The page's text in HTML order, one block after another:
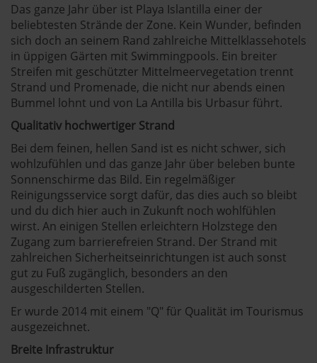
Das ganze Jahr über ist Playa Islantilla einer der
beliebtesten Strände der Zone. Kein Wunder, befinden
sich doch an seinem Rand zahlreiche Mittelklassehotels
in üppigen Gärten mit Swimmingpools. Ein breiter
Streifen mit geschützter Mittelmeervegetation trennt
Strand und Promenade, die nicht nur abends einen
Bummel lohnt und von La Antilla bis Urbasur führt.
Qualitativ hochwertiger Strand
Bei dem feinen, hellen Sand ist es nicht schwer, sich
wohlzufühlen und das ganze Jahr über beleben bunte
Sonnenschirme das Bild. Ein regelmäßiger
Reinigungsservice sorgt dafür, das dies auch so bleibt
und du dich hier auch in Zukunft noch wohlfühlen
wirst. An einigen Stellen erleichtern Holzstege den
Zugang zum barrierefreien Strand. Der Strand mit
zahlreichen Sicherheitseinrichtungen ist auch sonst
gut zu Fuß zugänglich, besonders an den
ausgeschilderten Stellen.
Er wurde 2014 mit einem "Q" für Qualität im Tourismus
ausgezeichnet.
Breite Infrastruktur